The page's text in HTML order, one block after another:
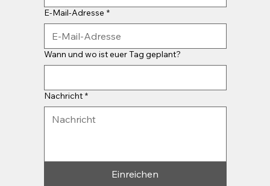
E-Mail-Adresse *
Wann und wo ist euer Tag geplant?
Nachricht *
Einreichen